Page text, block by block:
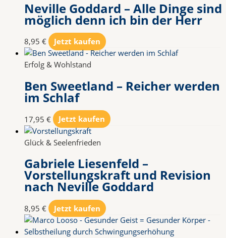
Neville Goddard – Alle Dinge sind
möglich denn ich bin der Herr
8,95 € Jetzt kaufen
Erfolg & Wohlstand
Ben Sweetland – Reicher werden
im Schlaf
17,95 € Jetzt kaufen
Glück & Seelenfrieden
Gabriele Liesenfeld –
Vorstellungskraft und Revision
nach Neville Goddard
8,95 € Jetzt kaufen